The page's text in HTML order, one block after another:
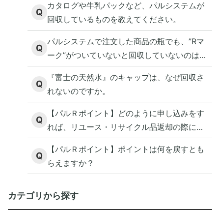
Q
カタログや牛乳パックなど、パルシステムが
回収しているものを教えてください。
Q
パルシステムで注文した商品の瓶でも、”Rマ
ーク”がついていないと回収していないのはな
ぜですか。
Q
『富士の天然水』のキャップは、なぜ回収さ
れないのですか。
Q
【パルＲポイント】どのように申し込みをす
れば、リユース・リサイクル品返却の際にポ
イントがもらえますか？
Q
【パルＲポイント】ポイントは何を戻すとも
らえますか？
カテゴリから探す